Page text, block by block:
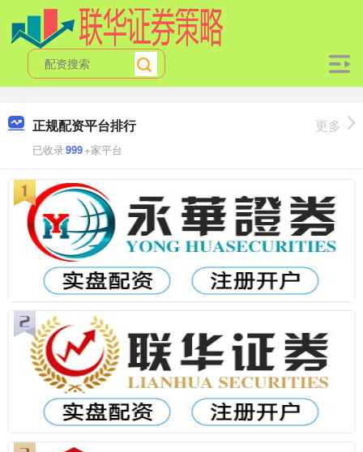
正规配资平台排行
已收录999+家平台
更多